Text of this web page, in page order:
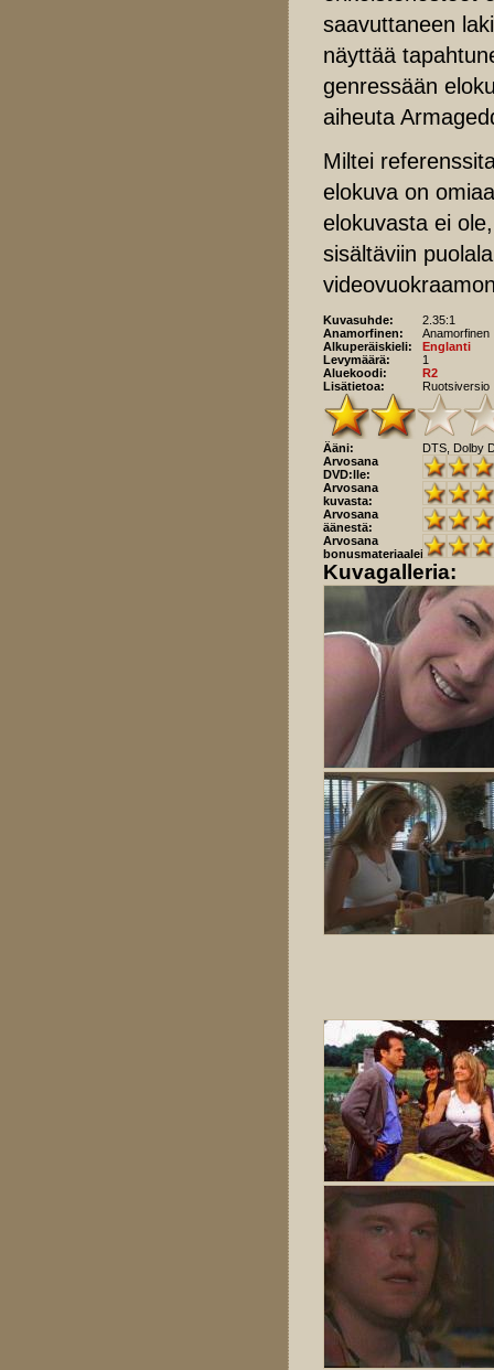
saavuttaneen
näyttää
genressään
aiheuta
Miltei
elokuva on
elokuvasta ei
sisältäviin
Kuvasuhde:
2.35:1
Anamorfinen:
Anamorfinen
Alkuperäiskieli:
Englanti
Levymäärä:
1
Aluekoodi:
R2
Lisätietoa:
Ruotsiversio
Ääni:
DTS, Dolby
Arvosana
DVD:lle:
Arvosana
kuvasta:
Arvosana
äänestä:
Arvosana
bonusmateriaaleista:
Kuvagalleria: